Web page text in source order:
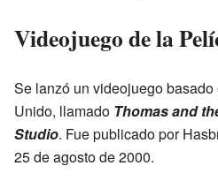
Videojuego de la
Se lanzó un videojuego
Unido, llamado Thomas and
Studio. Fue publicado por
25 de agosto de 2000.